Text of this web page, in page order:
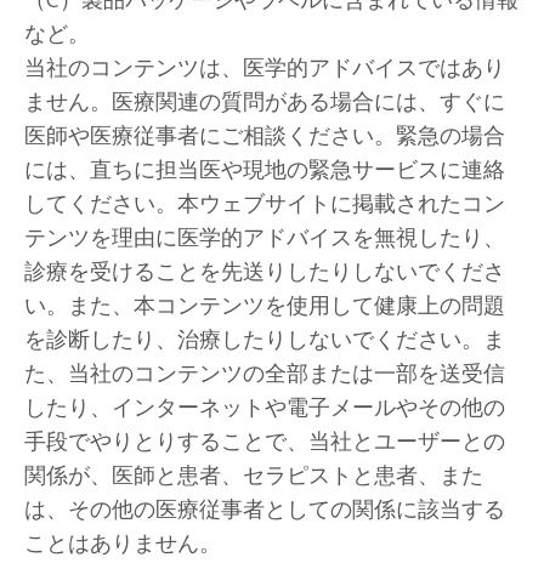
など。
当社のコンテンツは、医学的アドバイスではあり
ません。医療関連の質問がある場合には、すぐに
医師や医療従事者にご相談ください。緊急の場合
には、直ちに担当医や現地の緊急サービスに連絡
してください。本ウェブサイトに掲載されたコン
テンツを理由に医学的アドバイスを無視したり、
診療を受けることを先送りしたりしないでくださ
い。また、本コンテンツを使用して健康上の問題
を診断したり、治療したりしないでください。ま
た、当社のコンテンツの全部または一部を送受信
したり、インターネットや電子メールやその他の
手段でやりとりすることで、当社とユーザーとの
関係が、医師と患者、セラピストと患者、また
は、その他の医療従事者としての関係に該当する
ことはありません。